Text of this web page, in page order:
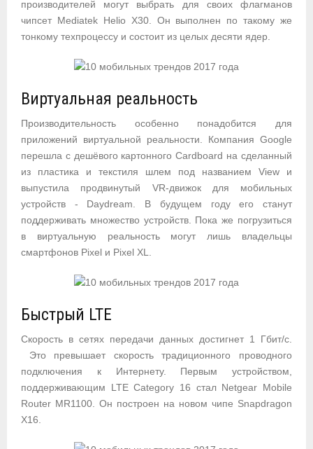
производителей могут выбрать для своих флагманов
чипсет Mediatek Helio X30. Он выполнен по такому же
тонкому техпроцессу и состоит из целых десяти ядер.
Виртуальная реальность
Производительность особенно понадобится для
приложений виртуальной реальности. Компания Google
перешла с дешёвого картонного Cardboard на сделанный
из пластика и текстиля шлем под названием View и
выпустила продвинутый VR-движок для мобильных
устройств - Daydream. В будущем году его станут
поддерживать множество устройств. Пока же погрузиться
в виртуальную реальность могут лишь владельцы
смартфонов Pixel и Pixel XL.
Быстрый LTE
Скорость в сетях передачи данных достигнет 1 Гбит/c.
Это превышает скорость традиционного проводного
подключения к Интернету. Первым устройством,
поддерживающим LTE Category 16 стал Netgear Mobile
Router MR1100. Он построен на новом чипе Snapdragon
X16.